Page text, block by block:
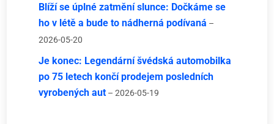
Blíží se úplné zatmění slunce: Dočkáme se
ho v létě a bude to nádherná podívaná –
2026-05-20
Je konec: Legendární švédská automobilka
po 75 letech končí prodejem posledních
vyrobených aut – 2026-05-19